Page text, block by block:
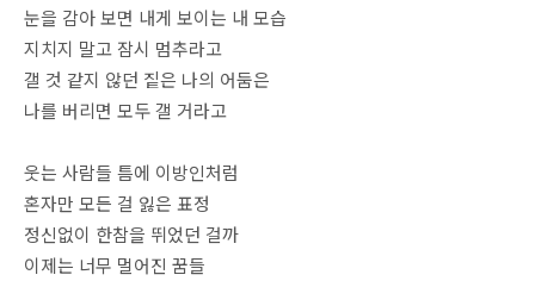
눈을 감아 보면 내게 보이는 내 모습
지치지 말고 잠시 멈추라고
갤 것 같지 않던 짙은 나의 어둠은
나를 버리면 모두 갤 거라고
웃는 사람들 틈에 이방인처럼
혼자만 모든 걸 잃은 표정
정신없이 한참을 뛰었던 걸까
이제는 너무 멀어진 꿈들